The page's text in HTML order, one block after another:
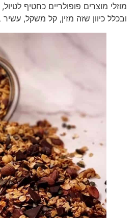
מוזלי מוצרים פופולריים כחטיף לטיול,
ובכלל כיוון שזה מזין, קל משקל, עשיר